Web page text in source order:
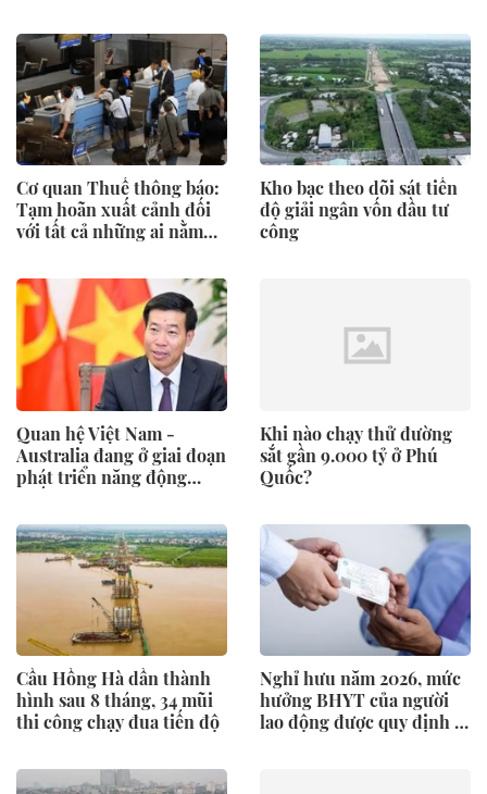
mặt bằng ở khu vực TP.
Hồ Chí Minh để thi công
Cơ quan Thuế thông báo:
Tạm hoãn xuất cảnh đối
với tất cả những ai nằm
Kho bạc theo dõi sát tiến
độ giải ngân vốn đầu tư
công
Quan hệ Việt Nam -
Australia đang ở giai đoạn
phát triển năng động
Khi nào chạy thử đường
sắt gần 9.000 tỷ ở Phú
Quốc?
Cầu Hồng Hà dần thành
hình sau 8 tháng, 34 mũi
thi công chạy đua tiến độ
Nghỉ hưu năm 2026, mức
hưởng BHYT của người
lao động được quy định ra